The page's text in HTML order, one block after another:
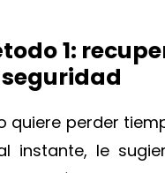
1:
quiere perder
instante, le